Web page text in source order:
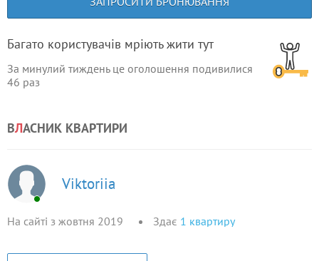
Багато користувачів мріють жити тут
За минулий тиждень це оголошення подивилися
46 раз
ВЛАСНИК КВАРТИРИ
Viktoriia
На сайті з жовтня 2019 Здає 1 квартиру